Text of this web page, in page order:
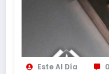
Este Al Día 0